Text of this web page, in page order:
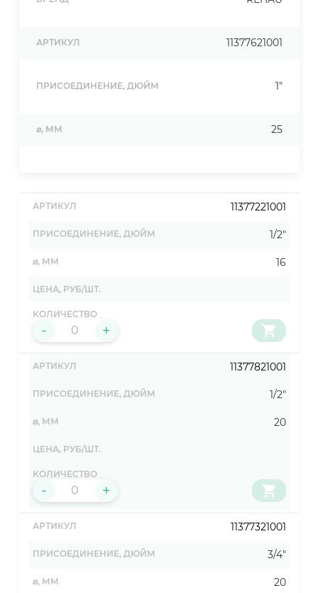
АРТИКУЛ 11377621001
ПРИСОЕДИНЕНИЕ, ДЮЙМ 1"
⌀, ММ 25
11377221001
1/2"
16
- +
11377821001
1/2"
20
- +
11377321001
3/4"
20